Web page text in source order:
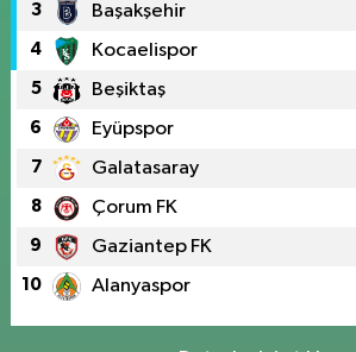
3 Başakşehir
4 Kocaelispor
5 Beşiktaş
6 Eyüpspor
7 Galatasaray
8 Çorum FK
9 Gaziantep FK
10 Alanyaspor